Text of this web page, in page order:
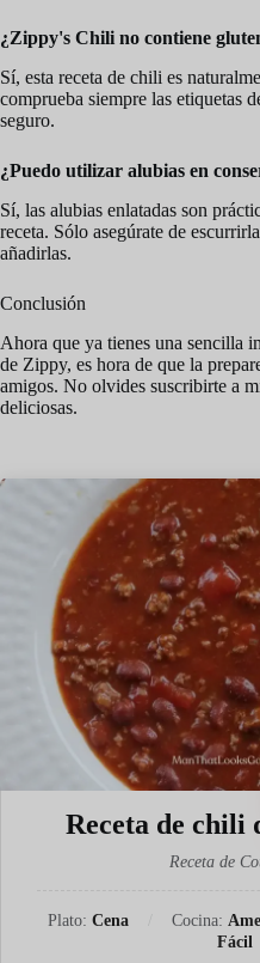
¿Zippy's Chili no contiene
Sí, esta receta de chili es
comprueba siempre las etiquetas
seguro.
¿Puedo utilizar alubias en
Sí, las alubias enlatadas son
receta. Sólo asegúrate de
añadirlas.
Conclusión
Ahora que ya tienes una sencilla
de Zippy, es hora de que la
amigos. No olvides suscribirte a
deliciosas.
Receta de chili
Receta de
Plato:Cena Cocina:
Fácil